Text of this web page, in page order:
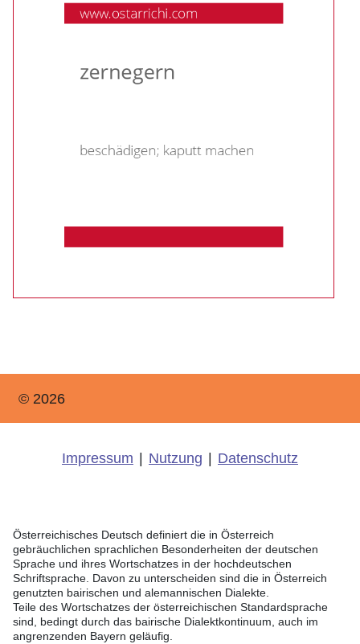
© 2026
Impressum Nutzung Datenschutz
Österreichisches Deutsch definiert die in Österreich
gebräuchlichen sprachlichen Besonderheiten der deutschen
Sprache und ihres Wortschatzes in der hochdeutschen
Schriftsprache. Davon zu unterscheiden sind die in Österreich
genutzten bairischen und alemannischen Dialekte.
Teile des Wortschatzes der österreichischen Standardsprache
sind, bedingt durch das bairische Dialektkontinuum, auch im
angrenzenden Bayern geläufig.